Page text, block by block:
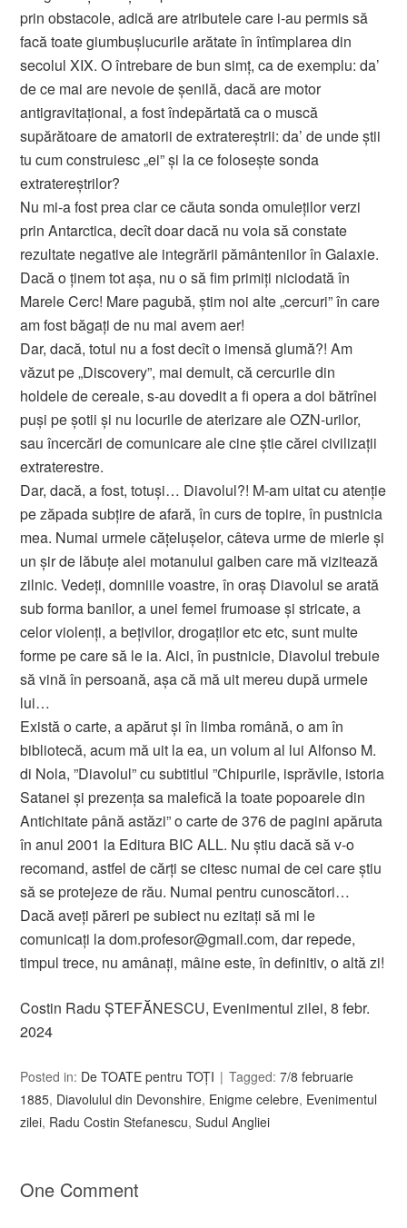
prin obstacole, adică are atributele care i-au permis să
facă toate giumbuşlucurile arătate în întîmplarea din
secolul XIX. O întrebare de bun simţ, ca de exemplu: da’
de ce mai are nevoie de şenilă, dacă are motor
antigravitaţional, a fost îndepărtată ca o muscă
supărătoare de amatorii de extratereştrii: da’ de unde ştii
tu cum construiesc „ei” şi la ce foloseşte sonda
extratereştrilor?
Nu mi-a fost prea clar ce căuta sonda omuleţilor verzi
prin Antarctica, decît doar dacă nu voia să constate
rezultate negative ale integrării pământenilor în Galaxie.
Dacă o ţinem tot aşa, nu o să fim primiți niciodată în
Marele Cerc! Mare pagubă, ştim noi alte „cercuri” în care
am fost băgaţi de nu mai avem aer!
Dar, dacă, totul nu a fost decît o imensă glumă?! Am
văzut pe „Discovery”, mai demult, că cercurile din
holdele de cereale, s-au dovedit a fi opera a doi bătrînei
puşi pe şotii şi nu locurile de aterizare ale OZN-urilor,
sau încercări de comunicare ale cine ştie cărei civilizaţii
extraterestre.
Dar, dacă, a fost, totuşi… Diavolul?! M-am uitat cu atenție
pe zăpada subțire de afară, în curs de topire, în pustnicia
mea. Numai urmele cățelușelor, câteva urme de mierle și
un șir de lăbuțe alei motanului galben care mă vizitează
zilnic. Vedeți, domniile voastre, în oraș Diavolul se arată
sub forma banilor, a unei femei frumoase și stricate, a
celor violenți, a bețivilor, drogaților etc etc, sunt multe
forme pe care să le ia. Aici, în pustnicie, Diavolul trebuie
să vină în persoană, așa că mă uit mereu după urmele
lui…
Există o carte, a apărut și în limba română, o am în
bibliotecă, acum mă uit la ea, un volum al lui Alfonso M.
di Nola, ”Diavolul” cu subtitlul ”Chipurile, isprăvile, istoria
Satanei și prezența sa malefică la toate popoarele din
Antichitate până astăzi” o carte de 376 de pagini apăruta
în anul 2001 la Editura BIC ALL. Nu știu dacă să v-o
recomand, astfel de cărți se citesc numai de cei care știu
să se protejeze de rău. Numai pentru cunoscători…
Dacă aveți păreri pe subiect nu ezitați să mi le
comunicați la dom.profesor@gmail.com, dar repede,
timpul trece, nu amânați, mâine este, în definitiv, o altă zi!
Costin Radu ȘTEFĂNESCU, Evenimentul zilei, 8 febr.
2024
Posted in: De TOATE pentru TOȚI Tagged:7/8 februarie
1885, Diavolulul din Devonshire, Enigme celebre, Evenimentul
zilei, Radu Costin Stefanescu,Sudul Angliei
One Comment